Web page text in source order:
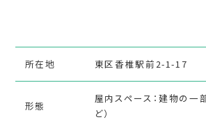
所在地 東区香椎駅前2-1-17
形態
屋内スペース：建物の一
ど）